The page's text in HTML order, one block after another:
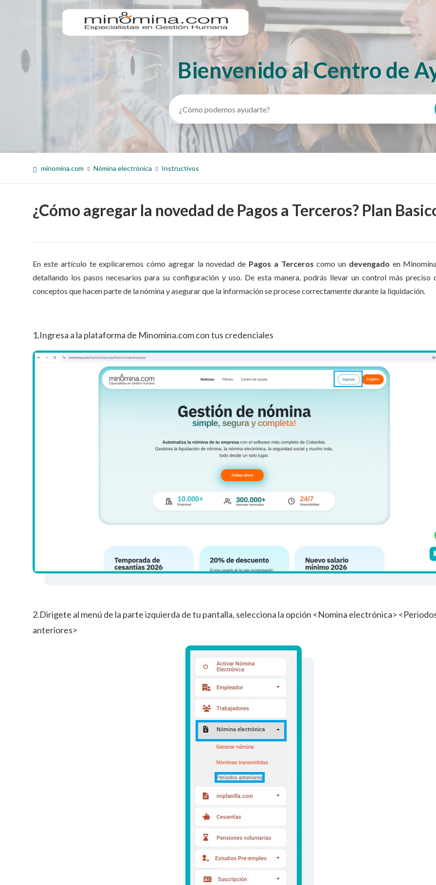
Búsqueda
Bienvenido al Centro de
minomina.com Nómina electrónica Instructivos
¿Cómo agregar la novedad de Pagos a Terceros? Plan
En este artículo te explicaremos cómo agregar la novedad de Pagos a Terceros como un devengado en
detallando los pasos necesarios para su configuración y uso. De esta manera, podrás llevar un control más preciso
conceptos que hacen parte de la nómina y asegurar que la información se procese correctamente durante la liquidación.
1.Ingresa a la plataforma de Minomina.com con tus credenciales
2.Dirigete al menú de la parte izquierda de tu pantalla, selecciona la opción <Nomina electrónica>
anteriores>